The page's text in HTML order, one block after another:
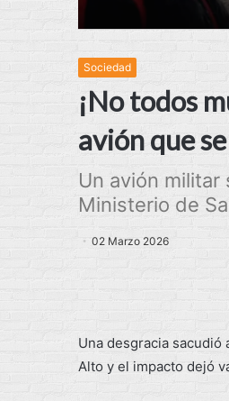
Sociedad
¡No todos
avión que
Un avión
Ministerio de
02 Marzo 2026
Una desgracia sacudió
Alto y el impacto dejó